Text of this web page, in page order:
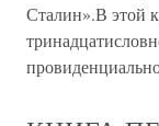
Сталин».В этой